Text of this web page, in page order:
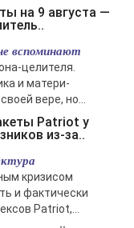
вспоминают
целителя.
и матери-
вере, но...
из-за..
кризисом
и фактически
Patriot,...